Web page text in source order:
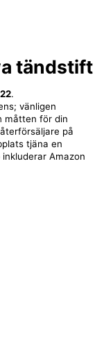
tändstift
.
vänligen
måtten för din
på
tjäna en
Amazon